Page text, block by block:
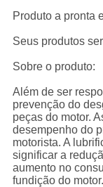
Produto a pronta
Seus produtos
Sobre o produto:
Além de ser
prevenção do
peças do motor.
desempenho do
motorista. A
significar a
aumento no
fundição do motor.